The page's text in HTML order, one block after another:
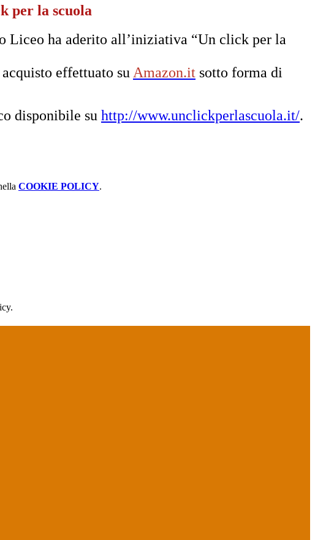
per la scuola
Liceo ha aderito all’iniziativa “Un click per la
effettuato su Amazon.it sotto forma di
disponibile su http://www.unclickperlascuola.it/.
COOKIE POLICY.